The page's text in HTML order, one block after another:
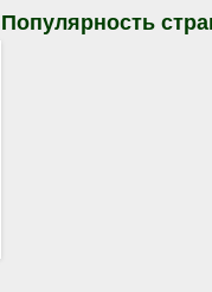
Популярность